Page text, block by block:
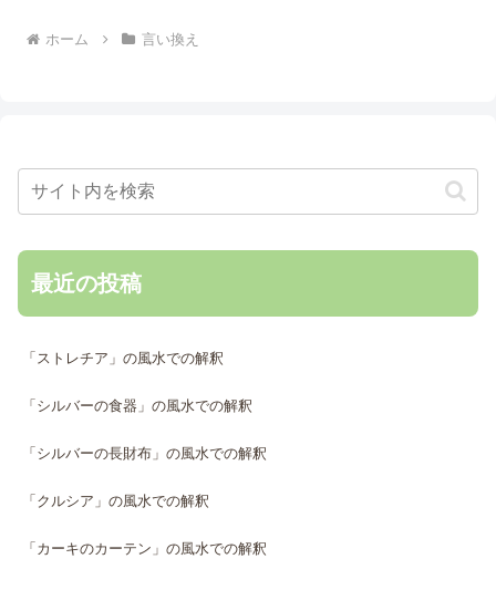
ホーム 言い換え
最近の投稿
「ストレチア」の風水での解釈
「シルバーの食器」の風水での解釈
「シルバーの長財布」の風水での解釈
「クルシア」の風水での解釈
「カーキのカーテン」の風水での解釈